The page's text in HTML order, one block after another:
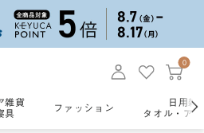
0
雑貨
具
ファッション
日用雑
タオル・ア